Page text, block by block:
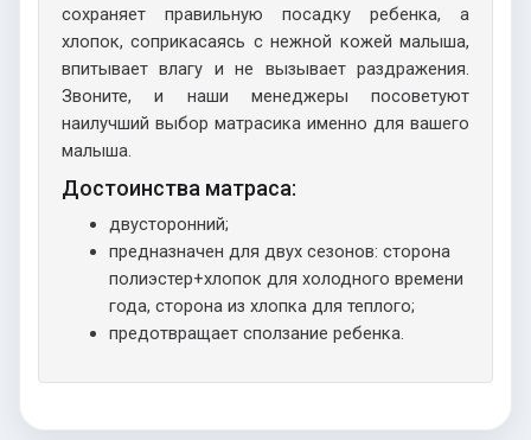
сохраняет правильную посадку ребенка, а
хлопок, соприкасаясь с нежной кожей малыша,
впитывает влагу и не вызывает раздражения.
Звоните, и наши менеджеры посоветуют
наилучший выбор матрасика именно для вашего
малыша.
Достоинства матраса:
двусторонний;
предназначен для двух сезонов: сторона
полиэстер+хлопок для холодного времени
года, сторона из хлопка для теплого;
предотвращает сползание ребенка.